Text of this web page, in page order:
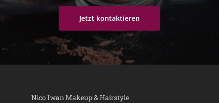
Jetzt kontaktieren
Nico Iwan Makeup & Hairstyle